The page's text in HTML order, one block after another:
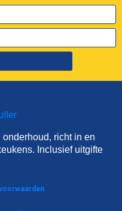
richt in en
Inclusief uitgifte